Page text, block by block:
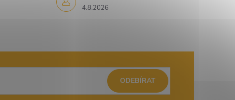
4.8.2026
ODEBÍRAT